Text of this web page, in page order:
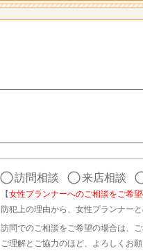
訪問相談 来店相談
【女性プランナーへのご相談をご希
防犯上の理由から、女性プランナー
訪問でのご相談をご希望の場合は、
ご理解とご協力のほど、よろしくお願